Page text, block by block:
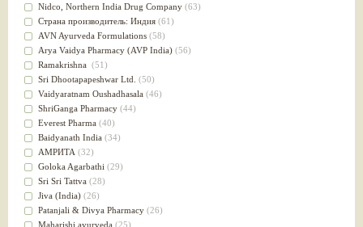
Для тела(39)
для очищения крови(38)
При диабете(38)
Антиоксидант(37)
Для Капха(Кафа) доши
От паразитов(37)
При расстройстве желудка (36)
Успокоительное(36)
Для глаз(34)
от геморроя(34)
Противовоспалительное
Для Питта доши(32)
Для сердца(32)
Для сосудов головного мозга
Для полости рта(32)
Дефицит железа(31)
Nidсo, Northern India Drug Company (63)
Страна производитель: Индия (61)
AVN Ayurveda Formulations (58)
Arya Vaidya Pharmacy (AVP India) (56)
Ramakrishna (51)
Sri Dhootapapeshwar Ltd. (50)
Vaidyaratnam Oushadhasala (46)
ShriGanga Pharmacy (44)
Everest Pharma (40)
Baidyanath India (34)
АМРИТА (32)
Goloka Agarbathi (29)
Sri Sri Tattva (28)
Jiva (India) (26)
Patanjali & Divya Pharmacy (26)
Maharishi ayurveda (25)